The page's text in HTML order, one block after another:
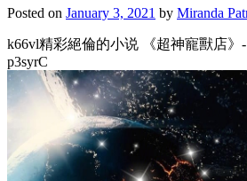
Posted on January 3, 2021 by Miranda
k66vl精彩絕倫的小说 《超神寵獸店》
p3syrC